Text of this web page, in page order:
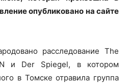
опубликовано на сайте
расследование The
и Der Spiegel, в котором
в Томске отравила группа